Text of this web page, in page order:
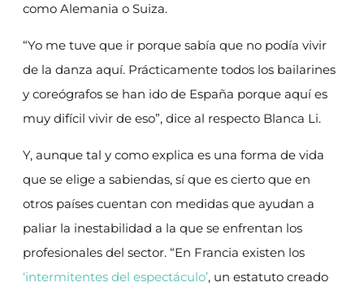
como Alemania o Suiza.
“Yo me tuve que ir porque sabía que no podía vivir
de la danza aquí. Prácticamente todos los bailarines
y coreógrafos se han ido de España porque aquí es
muy difícil vivir de eso”, dice al respecto Blanca Li.
Y, aunque tal y como explica es una forma de vida
que se elige a sabiendas, sí que es cierto que en
otros países cuentan con medidas que ayudan a
paliar la inestabilidad a la que se enfrentan los
profesionales del sector. “En Francia existen los
‘intermitentes del espectáculo’, un estatuto creado